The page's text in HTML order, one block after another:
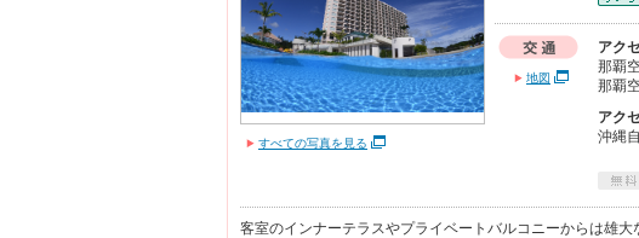
すべての写真を見る
地図
アク
那覇
那覇
アク
沖縄
客室のインナーテラスやプライベートバルコニーからは雄大